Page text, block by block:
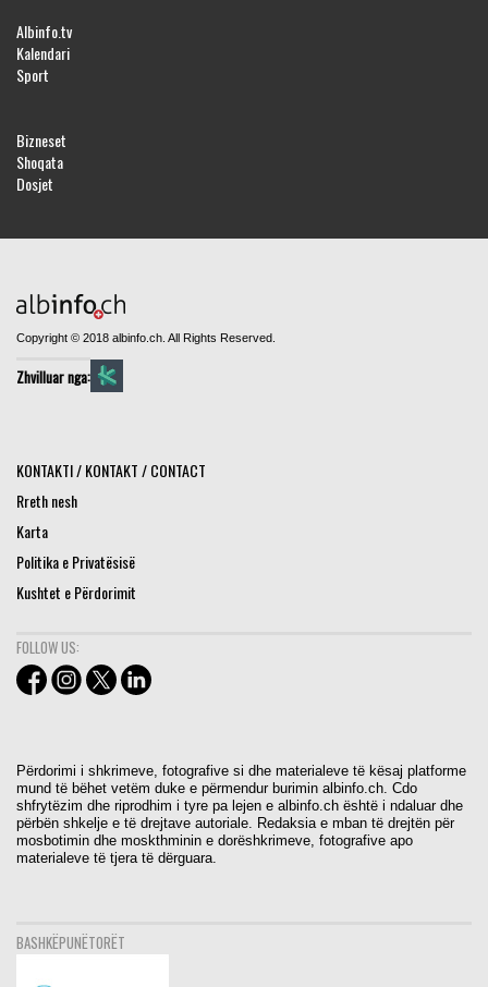
Albinfo.tv
Kalendari
Sport
Bizneset
Shoqata
Dosjet
Copyright © 2018 albinfo.ch. All Rights Reserved.
Zhvilluar nga:
KONTAKTI / KONTAKT / CONTACT
Rreth nesh
Karta
Politika e Privatësisë
Kushtet e Përdorimit
FOLLOW US:
Përdorimi i shkrimeve, fotografive si dhe materialeve të kësaj platforme
mund të bëhet vetëm duke e përmendur burimin albinfo.ch. Cdo
shfrytëzim dhe riprodhim i tyre pa lejen e albinfo.ch është i ndaluar dhe
përbën shkelje e të drejtave autoriale. Redaksia e mban të drejtën për
mosbotimin dhe moskthminin e dorëshkrimeve, fotografive apo
materialeve të tjera të dërguara.
BASHKËPUNËTORËT